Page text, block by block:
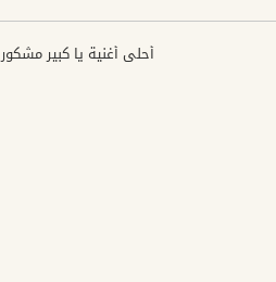
أحلى أغنية يا كبير مشكور